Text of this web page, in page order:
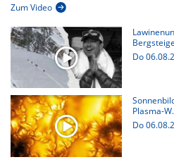
Zum Video
Do
Plasma-
Do